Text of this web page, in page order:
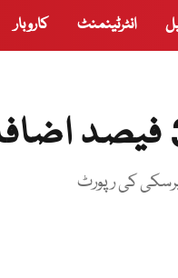
انٹرٹینمنٹ کاروبار
کی رپورٹ